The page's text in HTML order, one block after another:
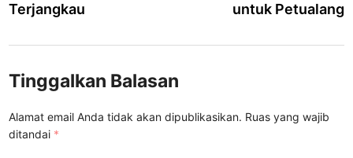
Terjangkau
untuk Petualang
Tinggalkan Balasan
Alamat email Anda tidak akan dipublikasikan. Ruas yang wajib
ditandai *